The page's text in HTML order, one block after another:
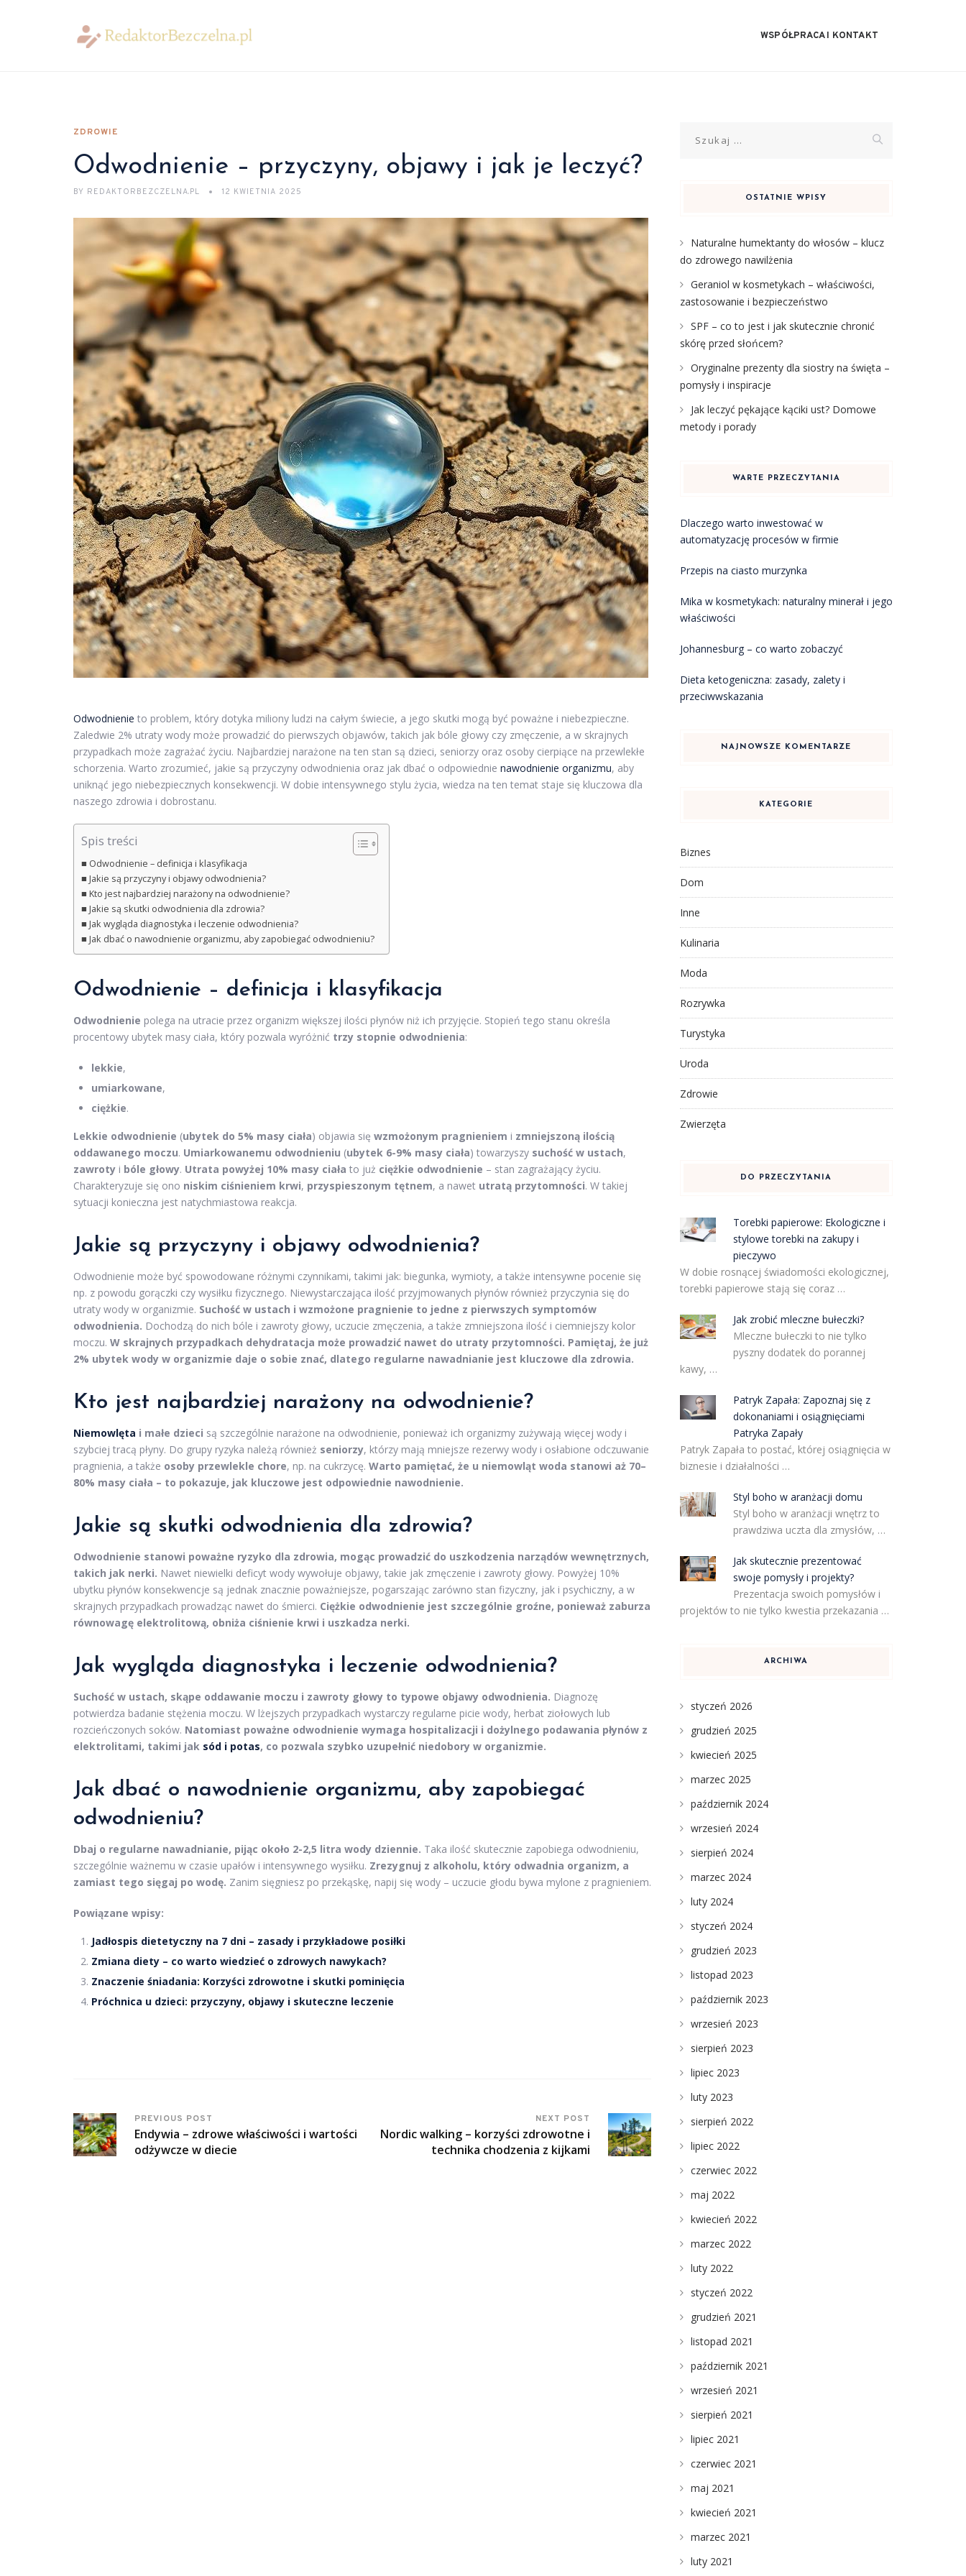
WSPÓŁPRACA I KONTAKT
ZDROWIE
Odwodnienie – przyczyny, objawy i jak je leczyć?
BY REDAKTORBEZCZELNA.PL 12 KWIETNIA 2025
Odwodnienie to problem, który dotyka miliony ludzi na całym świecie, a jego skutki mogą być poważne i niebezpieczne.
Zaledwie 2% utraty wody może prowadzić do pierwszych objawów, takich jak bóle głowy czy zmęczenie, a w skrajnych
przypadkach może zagrażać życiu. Najbardziej narażone na ten stan są dzieci, seniorzy oraz osoby cierpiące na przewlekłe
schorzenia. Warto zrozumieć, jakie są przyczyny odwodnienia oraz jak dbać o odpowiednie nawodnienie organizmu, aby
uniknąć jego niebezpiecznych konsekwencji. W dobie intensywnego stylu życia, wiedza na ten temat staje się kluczowa dla
naszego zdrowia i dobrostanu.
Spis treści
Odwodnienie – definicja i klasyfikacja
Jakie są przyczyny i objawy odwodnienia?
Kto jest najbardziej narażony na odwodnienie?
Jakie są skutki odwodnienia dla zdrowia?
Jak wygląda diagnostyka i leczenie odwodnienia?
Jak dbać o nawodnienie organizmu, aby zapobiegać odwodnieniu?
Odwodnienie – definicja i klasyfikacja
Odwodnienie polega na utracie przez organizm większej ilości płynów niż ich przyjęcie. Stopień tego stanu określa
procentowy ubytek masy ciała, który pozwala wyróżnić trzy stopnie odwodnienia:
lekkie,
umiarkowane,
ciężkie.
Lekkie odwodnienie (ubytek do 5% masy ciała) objawia się wzmożonym pragnieniem i zmniejszoną ilością
oddawanego moczu. Umiarkowanemu odwodnieniu (ubytek 6-9% masy ciała) towarzyszy suchość w ustach,
zawroty i bóle głowy. Utrata powyżej 10% masy ciała to już ciężkie odwodnienie – stan zagrażający życiu.
Charakteryzuje się ono niskim ciśnieniem krwi, przyspieszonym tętnem, a nawet utratą przytomności. W takiej
sytuacji konieczna jest natychmiastowa reakcja.
Jakie są przyczyny i objawy odwodnienia?
Odwodnienie może być spowodowane różnymi czynnikami, takimi jak: biegunka, wymioty, a także intensywne pocenie się
np. z powodu gorączki czy wysiłku fizycznego. Niewystarczająca ilość przyjmowanych płynów również przyczynia się do
utraty wody w organizmie. Suchość w ustach i wzmożone pragnienie to jedne z pierwszych symptomów
odwodnienia. Dochodzą do nich bóle i zawroty głowy, uczucie zmęczenia, a także zmniejszona ilość i ciemniejszy kolor
moczu. W skrajnych przypadkach dehydratacja może prowadzić nawet do utraty przytomności. Pamiętaj, że już
2% ubytek wody w organizmie daje o sobie znać, dlatego regularne nawadnianie jest kluczowe dla zdrowia.
Kto jest najbardziej narażony na odwodnienie?
Niemowlęta i małe dzieci są szczególnie narażone na odwodnienie, ponieważ ich organizmy zużywają więcej wody i
szybciej tracą płyny. Do grupy ryzyka należą również seniorzy, którzy mają mniejsze rezerwy wody i osłabione odczuwanie
pragnienia, a także osoby przewlekle chore, np. na cukrzycę. Warto pamiętać, że u niemowląt woda stanowi aż 70–
80% masy ciała – to pokazuje, jak kluczowe jest odpowiednie nawodnienie.
Jakie są skutki odwodnienia dla zdrowia?
Odwodnienie stanowi poważne ryzyko dla zdrowia, mogąc prowadzić do uszkodzenia narządów wewnętrznych,
takich jak nerki. Nawet niewielki deficyt wody wywołuje objawy, takie jak zmęczenie i zawroty głowy. Powyżej 10%
ubytku płynów konsekwencje są jednak znacznie poważniejsze, pogarszając zarówno stan fizyczny, jak i psychiczny, a w
skrajnych przypadkach prowadząc nawet do śmierci. Ciężkie odwodnienie jest szczególnie groźne, ponieważ zaburza
równowagę elektrolitową, obniża ciśnienie krwi i uszkadza nerki.
Jak wygląda diagnostyka i leczenie odwodnienia?
Suchość w ustach, skąpe oddawanie moczu i zawroty głowy to typowe objawy odwodnienia. Diagnozę
potwierdza badanie stężenia moczu. W lżejszych przypadkach wystarczy regularne picie wody, herbat ziołowych lub
rozcieńczonych soków. Natomiast poważne odwodnienie wymaga hospitalizacji i dożylnego podawania płynów z
elektrolitami, takimi jak sód i potas, co pozwala szybko uzupełnić niedobory w organizmie.
Jak dbać o nawodnienie organizmu, aby zapobiegać
odwodnieniu?
Dbaj o regularne nawadnianie, pijąc około 2-2,5 litra wody dziennie. Taka ilość skutecznie zapobiega odwodnieniu,
szczególnie ważnemu w czasie upałów i intensywnego wysiłku. Zrezygnuj z alkoholu, który odwadnia organizm, a
zamiast tego sięgaj po wodę. Zanim sięgniesz po przekąskę, napij się wody – uczucie głodu bywa mylone z pragnieniem.
Powiązane wpisy:
Jadłospis dietetyczny na 7 dni – zasady i przykładowe posiłki
Zmiana diety – co warto wiedzieć o zdrowych nawykach?
Znaczenie śniadania: Korzyści zdrowotne i skutki pominięcia
Próchnica u dzieci: przyczyny, objawy i skuteczne leczenie
PREVIOUS POST
Endywia – zdrowe właściwości i wartości
odżywcze w diecie
NEXT POST
Nordic walking – korzyści zdrowotne i
technika chodzenia z kijkami
OSTATNIE WPISY
Naturalne humektanty do włosów – klucz
do zdrowego nawilżenia
Geraniol w kosmetykach – właściwości,
zastosowanie i bezpieczeństwo
SPF – co to jest i jak skutecznie chronić
skórę przed słońcem?
Oryginalne prezenty dla siostry na święta –
pomysły i inspiracje
Jak leczyć pękające kąciki ust? Domowe
metody i porady
WARTE PRZECZYTANIA
Dlaczego warto inwestować w
automatyzację procesów w firmie
Przepis na ciasto murzynka
Mika w kosmetykach: naturalny minerał i jego
właściwości
Johannesburg – co warto zobaczyć
Dieta ketogeniczna: zasady, zalety i
przeciwwskazania
NAJNOWSZE KOMENTARZE
KATEGORIE
Biznes
Dom
Inne
Kulinaria
Moda
Rozrywka
Turystyka
Uroda
Zdrowie
Zwierzęta
DO PRZECZYTANIA
Torebki papierowe: Ekologiczne i
stylowe torebki na zakupy i
pieczywo
W dobie rosnącej świadomości ekologicznej,
torebki papierowe stają się coraz …
Jak zrobić mleczne bułeczki?
Mleczne bułeczki to nie tylko
pyszny dodatek do porannej
kawy, …
Patryk Zapała: Zapoznaj się z
dokonaniami i osiągnięciami
Patryka Zapały
Patryk Zapała to postać, której osiągnięcia w
biznesie i działalności …
Styl boho w aranżacji domu
Styl boho w aranżacji wnętrz to
prawdziwa uczta dla zmysłów, …
Jak skutecznie prezentować
swoje pomysły i projekty?
Prezentacja swoich pomysłów i
projektów to nie tylko kwestia przekazania …
ARCHIWA
styczeń 2026
grudzień 2025
kwiecień 2025
marzec 2025
październik 2024
wrzesień 2024
sierpień 2024
marzec 2024
luty 2024
styczeń 2024
grudzień 2023
listopad 2023
październik 2023
wrzesień 2023
sierpień 2023
lipiec 2023
luty 2023
sierpień 2022
lipiec 2022
czerwiec 2022
maj 2022
kwiecień 2022
marzec 2022
luty 2022
styczeń 2022
grudzień 2021
listopad 2021
październik 2021
wrzesień 2021
sierpień 2021
lipiec 2021
czerwiec 2021
maj 2021
kwiecień 2021
marzec 2021
luty 2021